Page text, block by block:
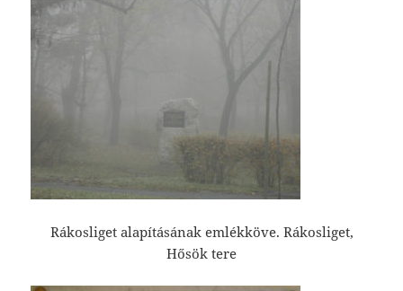
Rákosliget alapításának emlékköve. Rákosliget,
Hősök tere